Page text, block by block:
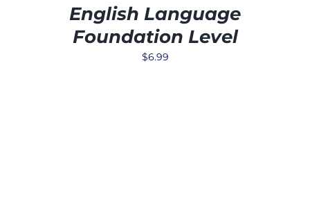
English Language
Foundation Level
$6.99